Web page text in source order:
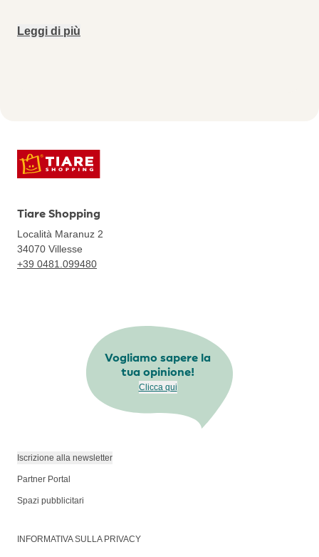
Leggi di più
Tiare Shopping
Località Maranuz 2
34070 Villesse
+39 0481.099480
Vogliamo sapere la
tua opinione!
Clicca qui
Iscrizione alla newsletter
Partner Portal
Spazi pubblicitari
INFORMATIVA SULLA PRIVACY